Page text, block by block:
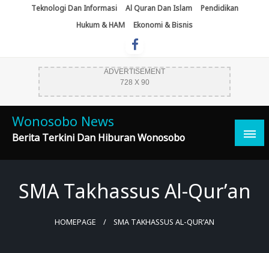
Teknologi Dan Informasi Al Quran Dan Islam
Pendidikan
Hukum & HAM
Ekonomi & Bisnis
ADVERTISEMENT
728 X 90
Wonosobo News
Berita Terkini Dan Hiburan Wonosobo
SMA Takhassus Al-Qur’an
HOMEPAGE SMA TAKHASSUS AL-QUR’AN